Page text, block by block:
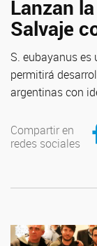
Lanzan
Salvaje
S. eubayanus es
permitirá
argentinas con
Compartir en
redes sociales